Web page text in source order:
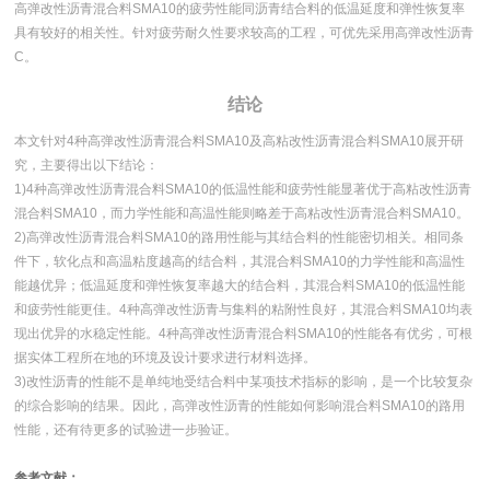
高弹改性沥青混合料SMA10的疲劳性能同沥青结合料的低温延度和弹性恢复率
具有较好的相关性。针对疲劳耐久性要求较高的工程，可优先采用高弹改性沥青
C。
结论
本文针对4种高弹改性沥青混合料SMA10及高粘改性沥青混合料SMA10展开研
究，主要得出以下结论：
1)4种高弹改性沥青混合料SMA10的低温性能和疲劳性能显著优于高粘改性沥青
混合料SMA10，而力学性能和高温性能则略差于高粘改性沥青混合料SMA10。
2)高弹改性沥青混合料SMA10的路用性能与其结合料的性能密切相关。相同条
件下，软化点和高温粘度越高的结合料，其混合料SMA10的力学性能和高温性
能越优异；低温延度和弹性恢复率越大的结合料，其混合料SMA10的低温性能
和疲劳性能更佳。4种高弹改性沥青与集料的粘附性良好，其混合料SMA10均表
现出优异的水稳定性能。4种高弹改性沥青混合料SMA10的性能各有优劣，可根
据实体工程所在地的环境及设计要求进行材料选择。
3)改性沥青的性能不是单纯地受结合料中某项技术指标的影响，是一个比较复杂
的综合影响的结果。因此，高弹改性沥青的性能如何影响混合料SMA10的路用
性能，还有待更多的试验进一步验证。